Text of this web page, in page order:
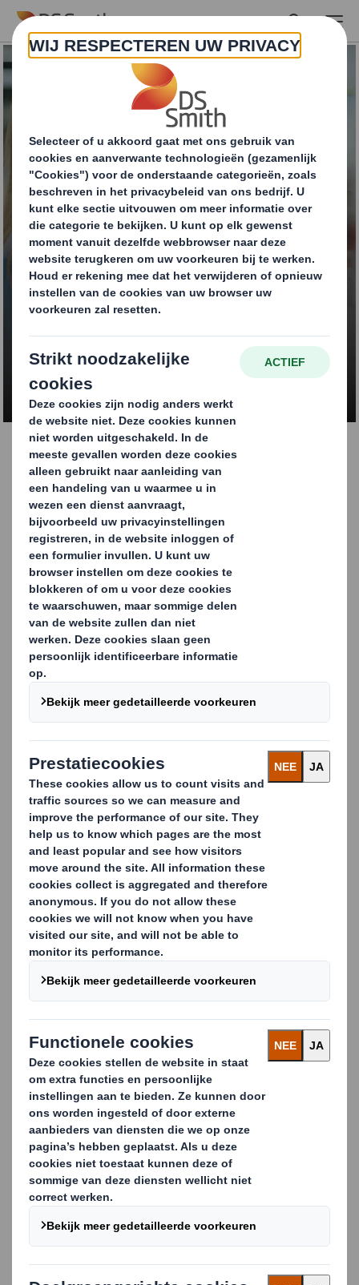
Skip to main content
Shelf Ready
Packaging (SRP) en
Retail Ready
Packaging (RRP)
NEEM CONTACT OP
Efficiënte en
verkoopbevorderende
Shelf en Retail Ready
Packaging
De trend naar Shelf Ready Packaging (SRP)
en Retail Ready Packaging (RRP) heeft een
totaal nieuwe wetenschap rondom
verpakkingen gecreëerd en wordt
voornamelijk door fabrikanten en retailers in
de FMCG ingezet als middel om hun
resultaten te verbeteren. De sleutel is om
'te beginnen vanaf het schap'. Het type
produkt, omloopsnelheid, hoeveelheden,
schapafmetingen en vele andere factoren
vormen de basis om de optimale constructie
te ontwerpen.
NEEM CONTACT OP
Verpakking als onderdeel
van de Marketingmix